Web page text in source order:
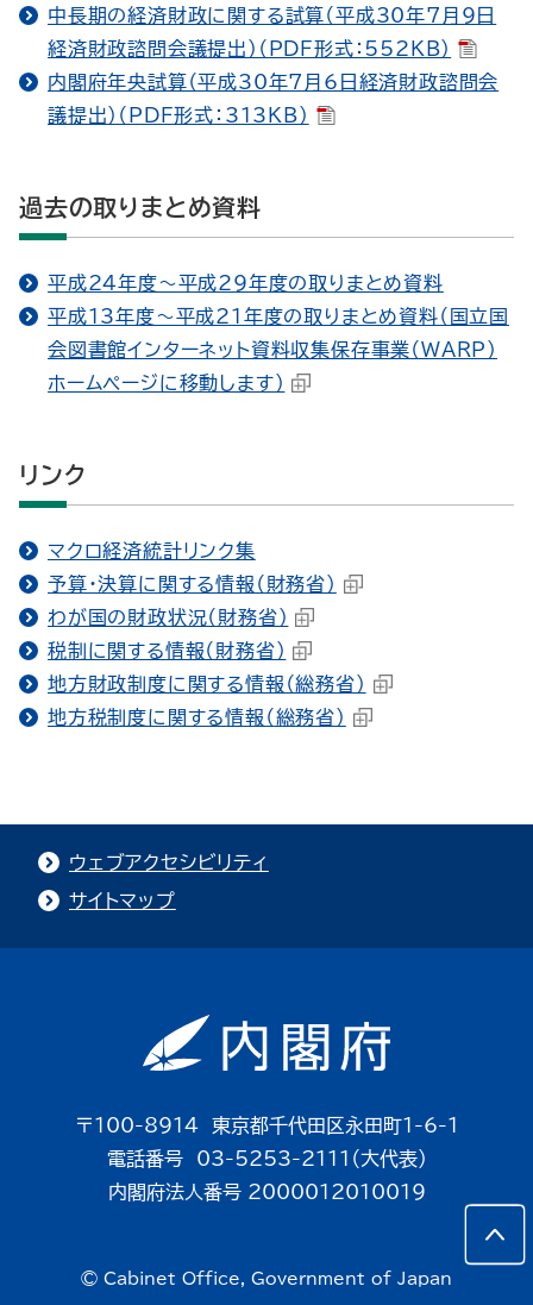
中長期の経済財政に関する試算（平成30年7月9日
経済財政諮問会議提出）（PDF形式：552KB）
内閣府年央試算（平成30年7月6日経済財政諮問会
議提出）（PDF形式：313KB）
過去の取りまとめ資料
平成24年度～平成29年度の取りまとめ資料
平成13年度～平成21年度の取りまとめ資料（国立国
会図書館インターネット資料収集保存事業（WARP）
ホームページに移動します）
リンク
マクロ経済統計リンク集
予算・決算に関する情報（財務省）
わが国の財政状況（財務省）
税制に関する情報（財務省）
地方財政制度に関する情報（総務省）
地方税制度に関する情報（総務省）
ウェブアクセシビリティ
サイトマップ
〒100-8914 東京都千代田区永田町1-6-1
電話番号 03-5253-2111（大代表）
内閣府法人番号 2000012010019
© Cabinet Office, Government of Japan